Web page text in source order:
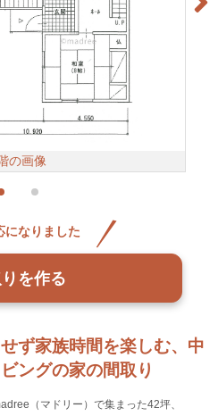
ず家族時間を楽しむ、中
ングの家の間取り
（マドリー）で集まった42坪、
の画像
になりました
を作る